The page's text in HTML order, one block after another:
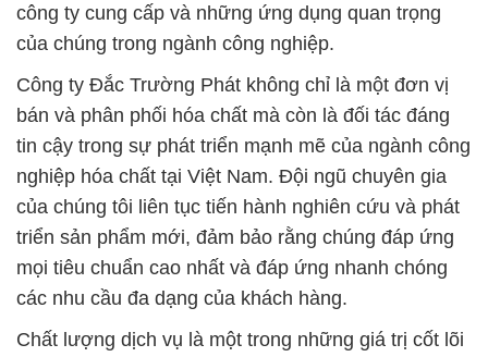
công ty cung cấp và những ứng dụng quan trọng
của chúng trong ngành công nghiệp.
Công ty Đắc Trường Phát không chỉ là một đơn vị
bán và phân phối hóa chất mà còn là đối tác đáng
tin cậy trong sự phát triển mạnh mẽ của ngành công
nghiệp hóa chất tại Việt Nam. Đội ngũ chuyên gia
của chúng tôi liên tục tiến hành nghiên cứu và phát
triển sản phẩm mới, đảm bảo rằng chúng đáp ứng
mọi tiêu chuẩn cao nhất và đáp ứng nhanh chóng
các nhu cầu đa dạng của khách hàng.
Chất lượng dịch vụ là một trong những giá trị cốt lõi